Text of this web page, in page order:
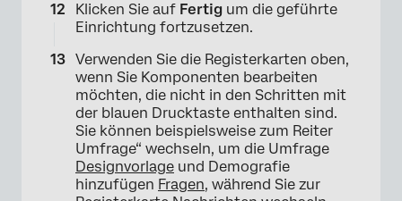
Klicken Sie auf Fertig um die geführte
Einrichtung fortzusetzen.
Verwenden Sie die Registerkarten oben,
wenn Sie Komponenten bearbeiten
möchten, die nicht in den Schritten mit
der blauen Drucktaste enthalten sind.
Sie können beispielsweise zum Reiter
Umfrage“ wechseln, um die Umfrage
Designvorlage und Demografie
hinzufügen Fragen, während Sie zur